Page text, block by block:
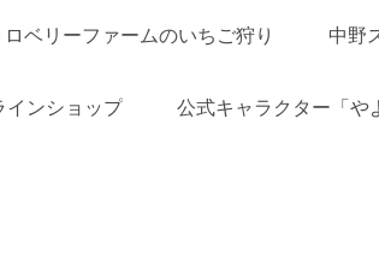
ベリーファームのいちご狩り 中野
インショップ 公式キャラクター「や